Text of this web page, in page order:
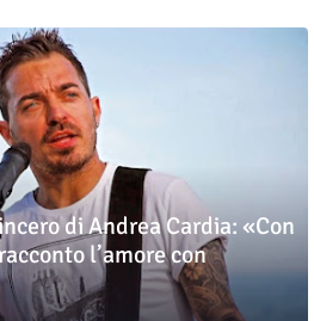
di Andrea Cardia: «Con
l’amore con